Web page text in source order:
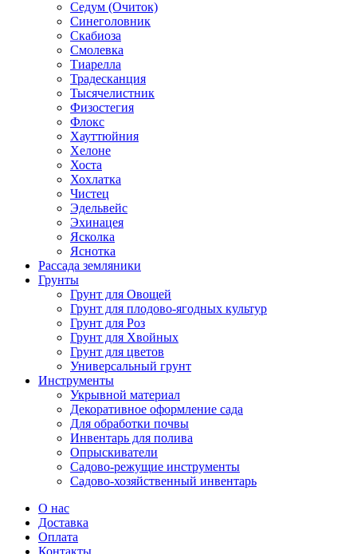
Седум (Очиток)
Синеголовник
Скабиоза
Смолевка
Тиарелла
Традесканция
Тысячелистник
Физостегия
Флокс
Хауттюйния
Хелоне
Хоста
Хохлатка
Чистец
Эдельвейс
Эхинацея
Ясколка
Яснотка
Рассада земляники
Грунты
Грунт для Овощей
Грунт для плодово-ягодных культур
Грунт для Роз
Грунт для Хвойных
Грунт для цветов
Универсальный грунт
Инструменты
Укрывной материал
Декоративное оформление сада
Для обработки почвы
Инвентарь для полива
Опрыскиватели
Садово-режущие инструменты
Садово-хозяйственный инвентарь
О нас
Доставка
Оплата
Контакты